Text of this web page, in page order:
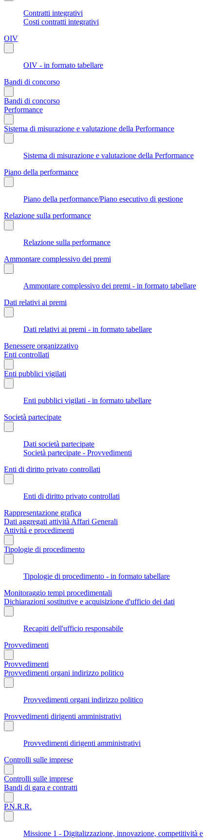
Contratti integrativi
Costi contratti integrativi
OIV
OIV - in formato tabellare
Bandi di concorso
Bandi di concorso
Performance
Sistema di misurazione e valutazione della Performance
Sistema di misurazione e valutazione della Performance
Piano della performance
Piano della performance/Piano esecutivo di gestione
Relazione sulla performance
Relazione sulla performance
Ammontare complessivo dei premi
Ammontare complessivo dei premi - in formato tabellare
Dati relativi ai premi
Dati relativi ai premi - in formato tabellare
Benessere organizzativo
Enti controllati
Enti pubblici vigilati
Enti pubblici vigilati - in formato tabellare
Società partecipate
Dati società partecipate
Società partecipate - Provvedimenti
Enti di diritto privato controllati
Enti di diritto privato controllati
Rappresentazione grafica
Dati aggregati attività Affari Generali
Attività e procedimenti
Tipologie di procedimento
Tipologie di procedimento - in formato tabellare
Monitoraggio tempi procedimentali
Dichiarazioni sostitutive e acquisizione d'ufficio dei dati
Recapiti dell'ufficio responsabile
Provvedimenti
Provvedimenti
Provvedimenti organi indirizzo politico
Provvedimenti organi indirizzo politico
Provvedimenti dirigenti amministrativi
Provvedimenti dirigenti amministrativi
Controlli sulle imprese
Controlli sulle imprese
Bandi di gara e contratti
P.N.R.R.
Missione 1 - Digitalizzazione, innovazione, competitività e